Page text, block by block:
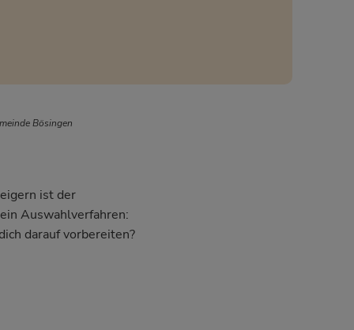
Bösingen
ist der
Auswahlverfahren:
darauf vorbereiten?